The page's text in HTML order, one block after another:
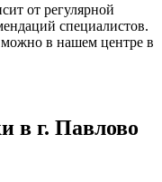
от регулярной
специалистов.
в нашем центре в
в г. Павлово